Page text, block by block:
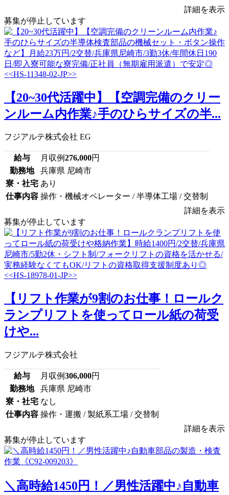
詳細を表示
募集が停止しています
【20~30代活躍中】【空調完備のクリー
ンルーム内作業♪手のひらサイズの半...
フジアルテ株式会社 EG
給与 月収例276,000円
勤務地
兵庫県 尼崎市
寮・社宅 あり
仕事内容 操作・機械オペレーター / 半導体工場 / 交替制
詳細を表示
募集が停止しています
【リフト作業が9割のお仕事！ロールク
ランプリフトを使ってロール紙の荷受
けや...
フジアルテ株式会社
給与 月収例306,000円
勤務地
兵庫県 尼崎市
寮・社宅 なし
仕事内容 操作・運搬 / 製紙系工場 / 交替制
詳細を表示
募集が停止しています
＼高時給1450円！／男性活躍中♪自動車